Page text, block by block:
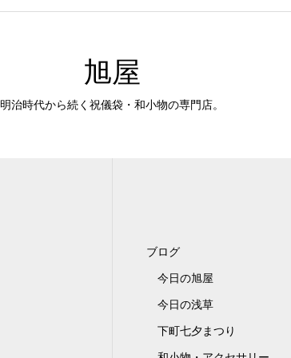
旭屋
明治時代から続く祝儀袋・和小物の専門店。
ブログ
今日の旭屋
今日の浅草
下町七夕まつり